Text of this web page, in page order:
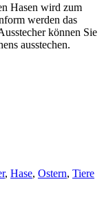
Hasen wird zum
werden das
können Sie
ausstechen.
, Hase, Ostern, Tiere